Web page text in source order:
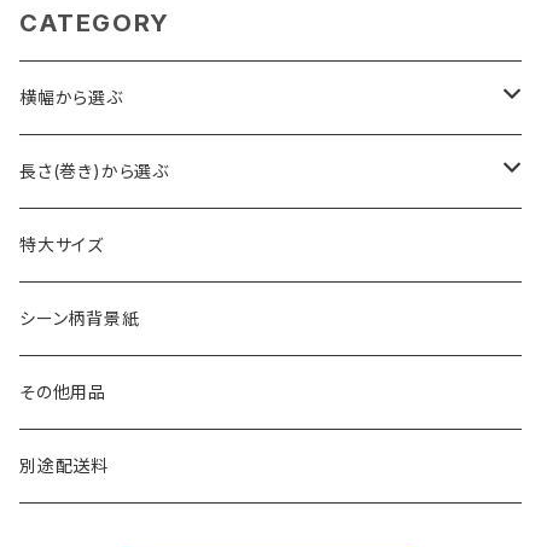
CATEGORY
横幅から選ぶ
2.7m幅
1.75m幅・1.8m幅
1.3m幅
0.9m幅
長さ(巻き)から選ぶ
23m巻き
11m巻き
5.5m巻き
2.7m巻き
特大サイズ
シーン柄背景紙
その他用品
別途配送料